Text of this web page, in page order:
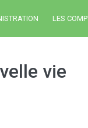
LES
vie